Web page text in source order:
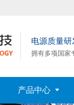
电源质量
拥有多项国家
产品中心